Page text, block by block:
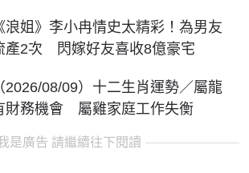
浪姐》李小冉情史太精彩！為男友
產2次 閃嫁好友喜收8億豪宅
（2026/08/09）十二生肖運勢／屬龍
財務機會 屬雞家庭工作失衡
是廣告 請繼續往下閱讀